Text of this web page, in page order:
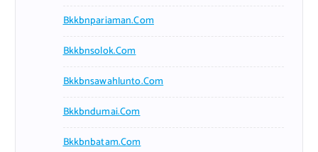
Bkkbnpariaman.com
Bkkbnsolok.com
Bkkbnsawahlunto.com
Bkkbndumai.com
Bkkbnbatam.com